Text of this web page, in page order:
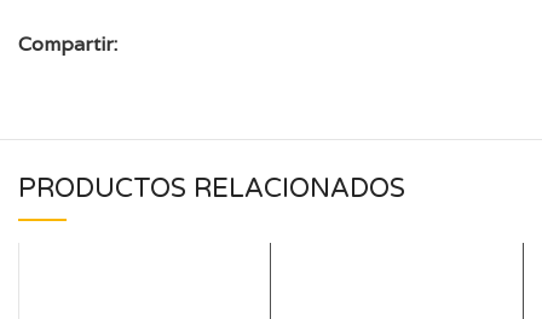
Compartir:
PRODUCTOS RELACIONADOS